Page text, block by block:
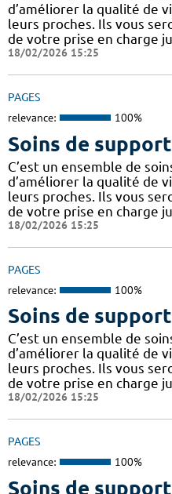
d’améliorer la qualité de
leurs proches. Ils vous
de votre prise en charge
18/02/2026 15:25
PAGES
relevance: 100%
Soins de support
C’est un ensemble de
d’améliorer la qualité de
leurs proches. Ils vous
de votre prise en charge
18/02/2026 15:25
PAGES
relevance: 100%
Soins de support
C’est un ensemble de
d’améliorer la qualité de
leurs proches. Ils vous
de votre prise en charge
18/02/2026 15:25
PAGES
relevance: 100%
Soins de support